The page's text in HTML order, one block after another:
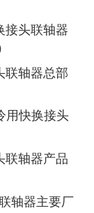
接头联轴器
联轴器总部
用快换接头
联轴器产品
轴器主要厂